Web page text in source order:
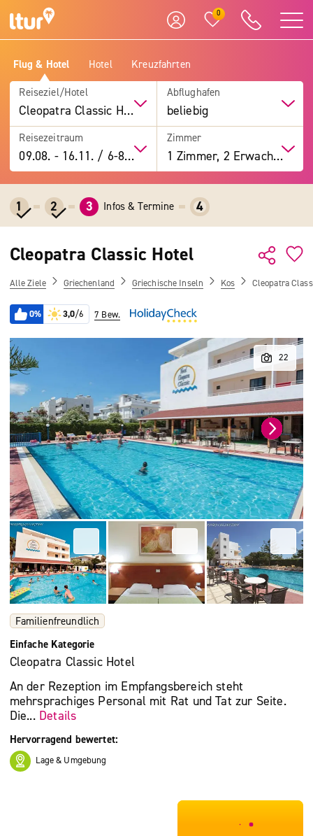
0
Flug & Hotel Hotel Kreuzfahrten
Reiseziel/Hotel
Cleopatra Classic Hotel
Abflughafen
beliebig
Reisezeitraum
09.08. -16.11. / 6-8 Tage
Zimmer
1 Zimmer, 2 Erwachsene
1 2 3 Infos & Termine 4
Cleopatra Classic Hotel
Alle Ziele Griechenland Griechische Inseln Kos Cleopatra
0% 3,0/6 7 Bew.
Familienfreundlich
Einfache Kategorie
Cleopatra Classic Hotel
An der Rezeption im Empfangsbereich steht
mehrsprachiges Personal mit Rat und Tat zur Seite.
Die... Details
Hervorragend bewertet:
Lage & Umgebung
***************